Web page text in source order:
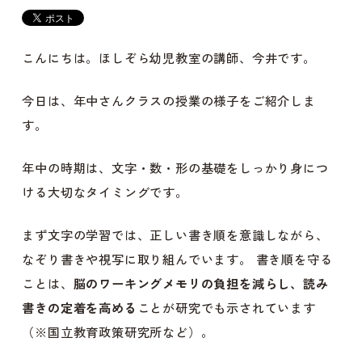
こんにちは。ほしぞら幼児教室の講師、今井です。
今日は、年中さんクラスの授業の様子をご紹介しま
す。
年中の時期は、文字・数・形の基礎をしっかり身につ
ける大切なタイミングです。
まず文字の学習では、正しい書き順を意識しながら、
なぞり書きや視写に取り組んでいます。 書き順を守る
ことは、 脳のワーキングメモリの負担を減らし、読み
書きの定着を高める ことが研究でも示されています
（※国立教育政策研究所など）。